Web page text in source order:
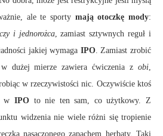
ale te sporty mają otoczkę mody:
i jednorożca, zamiast sztywnych reguł i
jakiej wymaga IPO. Zamiast zrobić
dużej mierze zawiera ćwiczenia z obi
w rzeczywistości nic. Oczywiście ktoś
w IPOto nie ten sam, co użytkowy. Z
widzenia nie wiele różni się tropienie
nasączonego zapachem herbaty. Taki